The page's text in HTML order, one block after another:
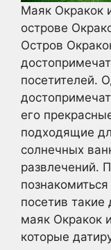
Маяк Окракок
острове
Остров
посетителей.
его
подходящие
солнечных
развлечений.
посетив такие
маяк Окракок
которые